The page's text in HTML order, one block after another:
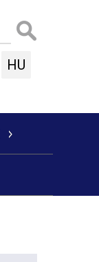
HU